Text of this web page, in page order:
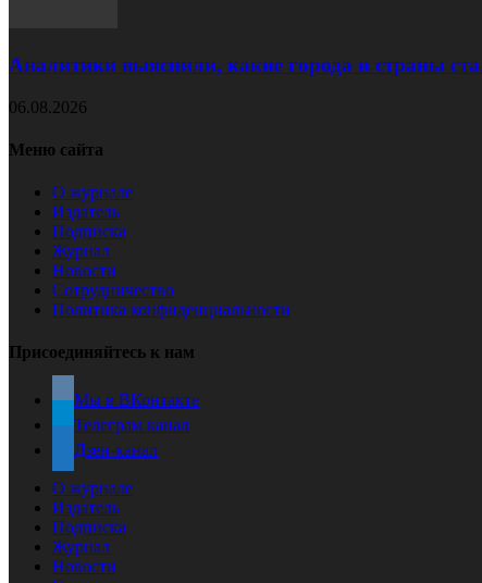
Аналитики выяснили, какие города и страны
06.08.2026
Меню сайта
О журнале
Издатель
Подписка
Журнал
Новости
Сотрудничество
Политика конфиденциальности
Присоединяйтесь к нам
Мы в ВКонтакте
Телеграм канал
Дзен-канал
О журнале
Издатель
Подписка
Журнал
Новости